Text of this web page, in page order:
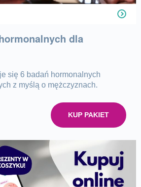
dla
się 6 badań hormonalnych
z myślą o mężczyznach.
KUP PAKIET